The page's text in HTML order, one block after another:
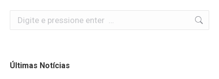
Search:
Últimas Notícias